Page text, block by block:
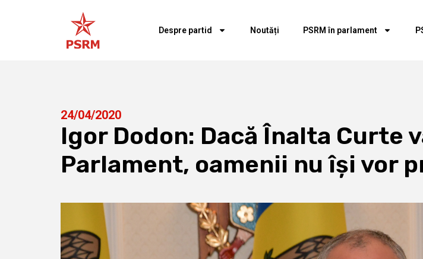
Despre partid Noutăți PSRM în parlament
24/04/2020
Igor Dodon: Dacă Înalta Curte
Parlament, oamenii nu își vor